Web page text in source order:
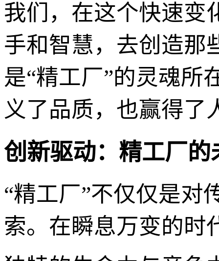
我们，在这个快速变
手和智慧，去创造那
是“精工厂”的灵魂
义了品质，也赢得了
创新驱动：精工厂的
“精工厂”不仅仅是对
索。在瞬息万变的时